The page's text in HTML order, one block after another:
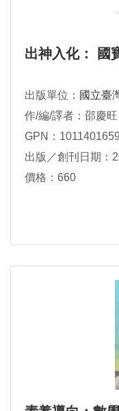
出神入化： 國
出版單位： 國立臺
作/編/譯者：邵慶旺
GPN：1011401659
出版／創刊日期：
價格：660